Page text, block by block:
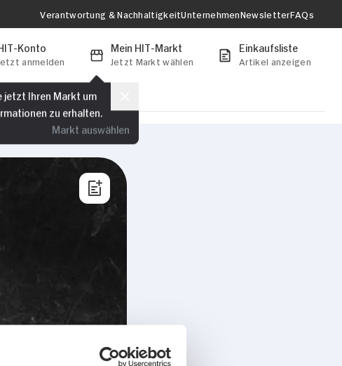
Verantwortung & NachhaltigkeitUnternehmenNewsletterFAQs
Konto
anmelden
Mein HIT-Markt
Jetzt Markt wählen
jetzt Ihren Markt um
zu erhalten.
Markt auswählen
Einkaufsliste
Artikel anzeigen